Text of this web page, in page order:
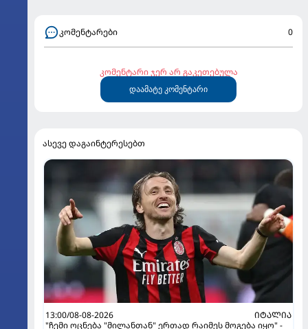
კომენტარები 0
კომენტარი ჯერ არ გაკეთებულა
დაამატე კომენტარი
ასევე დაგაინტერესებთ
13:00/08-08-2026
ᲘᲢᲐᲚᲘᲐ
"ჩემი ოცნება "მილანთან" ერთად რაიმეს მოგება იყო" -